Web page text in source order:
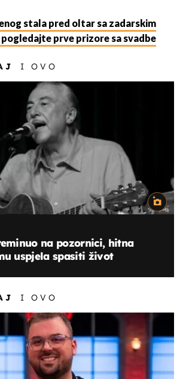
stala pred oltar sa zadarskim
prve prizore sa svadbe
I OVO
na pozornici, hitna
uspjela spasiti život
I OVO